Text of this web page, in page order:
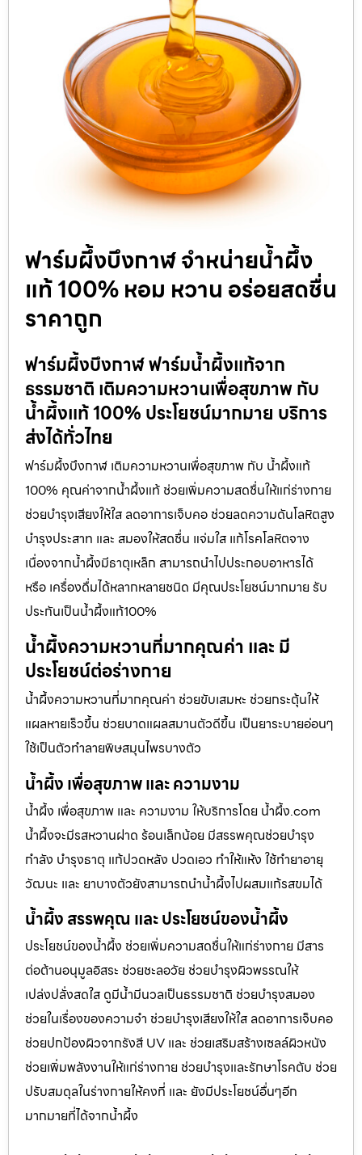
ฟาร์มผึ้งบึงกาฬ จำหน่ายน้ำผึ้ง
แท้ 100% หอม หวาน อร่อยสดชื่น
ราคาถูก
ฟาร์มผึ้งบึงกาฬ ฟาร์มน้ำผึ้งแท้จาก
ธรรมชาติ เติมความหวานเพื่อสุขภาพ กับ
น้ำผึ้งแท้ 100% ประโยชน์มากมาย บริการ
ส่งได้ทั่วไทย
ฟาร์มผึ้งบึงกาฬ เติมความหวานเพื่อสุขภาพ กับ น้ำผึ้งแท้
100% คุณค่าจากน้ำผึ้งแท้ ช่วยเพิ่มความสดชื่นให้แก่ร่างกาย
ช่วยบำรุงเสียงให้ใส ลดอาการเจ็บคอ ช่วยลดความดันโลหิตสูง
บำรุงประสาท และ สมองให้สดชื่น แจ่มใส แก้โรคโลหิตจาง
เนื่องจากน้ำผึ้งมีธาตุเหล็ก สามารถนำไปประกอบอาหารได้
หรือ เครื่องดื่มได้หลากหลายชนิด มีคุณประโยชน์มากมาย รับ
ประกันเป็นน้ำผึ้งแท้100%
น้ำผึ้งความหวานที่มากคุณค่า และ มี
ประโยชน์ต่อร่างกาย
น้ำผึ้งความหวานที่มากคุณค่า ช่วยขับเสมหะ ช่วยกระตุ้นให้
แผลหายเร็วขึ้น ช่วยบาดแผลสมานตัวดีขึ้น เป็นยาระบายอ่อนๆ
ใช้เป็นตัวทำลายพิษสมุนไพรบางตัว
น้ำผึ้ง เพื่อสุขภาพ และ ความงาม
น้ำผึ้ง เพื่อสุขภาพ และ ความงาม ให้บริการโดย น้ำผึ้ง.com
น้ำผึ้งจะมีรสหวานฝาด ร้อนเล็กน้อย มีสรรพคุณช่วยบำรุง
กำลัง บำรุงธาตุ แก้ปวดหลัง ปวดเอว ทำให้แห้ง ใช้ทำยาอายุ
วัฒนะ และ ยาบางตัวยังสามารถนำน้ำผึ้งไปผสมแก้รสขมได้
น้ำผึ้ง สรรพคุณ และ ประโยชน์ของน้ำผึ้ง
ประโยชน์ของน้ำผึ้ง ช่วยเพิ่มความสดชื่นให้แก่ร่างกาย มีสาร
ต่อต้านอนุมูลอิสระ ช่วยชะลอวัย ช่วยบำรุงผิวพรรณให้
เปล่งปลั่งสดใส ดูมีน้ำมีนวลเป็นธรรมชาติ ช่วยบำรุงสมอง
ช่วยในเรื่องของความจำ ช่วยบำรุงเสียงให้ใส ลดอาการเจ็บคอ
ช่วยปกป้องผิวจากรังสี UV และ ช่วยเสริมสร้างเซลล์ผิวหนัง
ช่วยเพิ่มพลังงานให้แก่ร่างกาย ช่วยบำรุงและรักษาโรคตับ ช่วย
ปรับสมดุลในร่างกายให้คงที่ และ ยังมีประโยชน์อื่นๆอีก
มากมายที่ได้จากน้ำผึ้ง